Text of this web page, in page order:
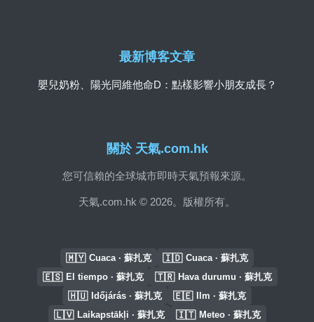
關於 天氣.com.hk
您可信賴的全球城市即時天氣預報來源。
天氣.com.hk © 2026。版權所有。
最新博客文章
嬰兒奶粉、陽光同維他命D：點樣影響小朋友成長？
🇲🇾 Cuaca · 蘇扎克 🇮🇩 Cuaca · 蘇扎克
🇪🇸 El tiempo · 蘇扎克 🇹🇷 Hava durumu · 蘇扎克
🇭🇺 Időjárás · 蘇扎克 🇪🇪 Ilm · 蘇扎克
🇱🇻 Laikapstākļi · 蘇扎克 🇮🇹 Meteo · 蘇扎克